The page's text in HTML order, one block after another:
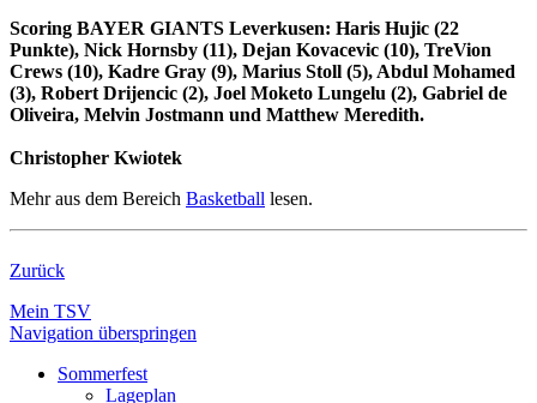
Scoring BAYER GIANTS Leverkusen: Haris Hujic (22
Punkte), Nick Hornsby (11), Dejan Kovacevic (10), TreVion
Crews (10), Kadre Gray (9), Marius Stoll (5), Abdul Mohamed
(3), Robert Drijencic (2), Joel Moketo Lungelu (2), Gabriel de
Oliveira, Melvin Jostmann und Matthew Meredith.
Christopher Kwiotek
Mehr aus dem Bereich Basketball lesen.
Zurück
Mein TSV
Navigation überspringen
Sommerfest
Lageplan